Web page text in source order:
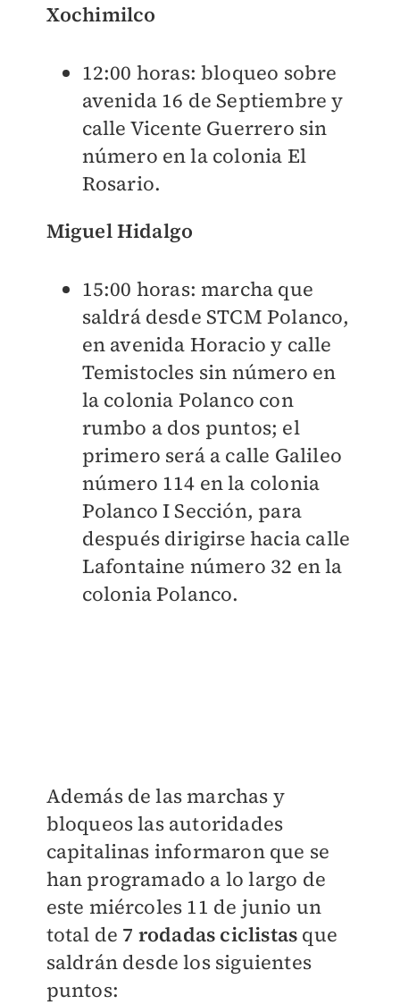
Xochimilco
12:00 horas: bloqueo sobre
avenida 16 de Septiembre y
calle Vicente Guerrero sin
número en la colonia El
Rosario.
Miguel Hidalgo
15:00 horas: marcha que
saldrá desde STCM Polanco,
en avenida Horacio y calle
Temistocles sin número en
la colonia Polanco con
rumbo a dos puntos; el
primero será a calle Galileo
número 114 en la colonia
Polanco I Sección, para
después dirigirse hacia calle
Lafontaine número 32 en la
colonia Polanco.
Además de las marchas y
bloqueos las autoridades
capitalinas informaron que se
han programado a lo largo de
este miércoles 11 de junio un
total de 7 rodadas ciclistas que
saldrán desde los siguientes
puntos: